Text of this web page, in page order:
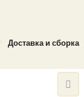
Доставка и сборка